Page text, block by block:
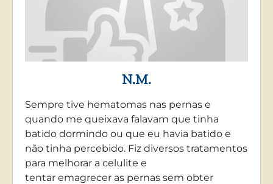
N.M.
Sempre tive hematomas nas pernas e
quando me queixava falavam que tinha
batido dormindo ou que eu havia batido e
não tinha percebido. Fiz diversos tratamentos
para melhorar a celulite e
tentar emagrecer as pernas sem obter